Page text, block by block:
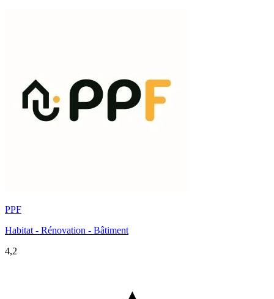
PPF
Habitat - Rénovation - Bâtiment
4,2